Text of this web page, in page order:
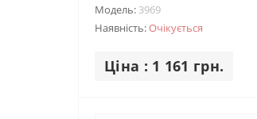
Модель: 3969
Наявність:Очікується
Ціна : 1 161 грн.